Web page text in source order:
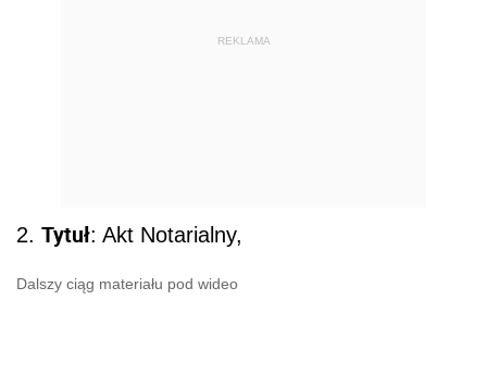
REKLAMA
2. Tytuł: Akt Notarialny,
Dalszy ciąg materiału pod wideo